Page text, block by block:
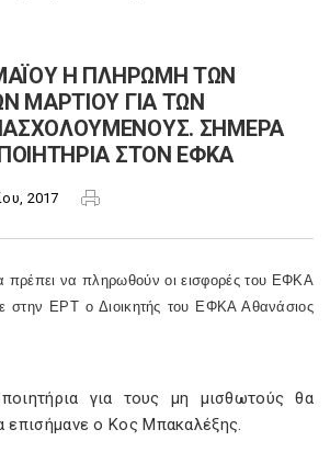
Η ΠΛΗΡΩΜΗ ΤΩΝ
ΜΑΡΤΙΟΥ ΓΙΑ ΤΩΝ
ΣΗΜΕΡΑ
ΣΤΟΝ ΕΦΚΑ
2017
πρέπει να πληρωθούν οι εισφορές του ΕΦΚΑ
στην ΕΡΤ ο Διοικητής του ΕΦΚΑ Αθανάσιος
για τους μη μισθωτούς θα
επισήμανε ο Κος Μπακαλέξης.